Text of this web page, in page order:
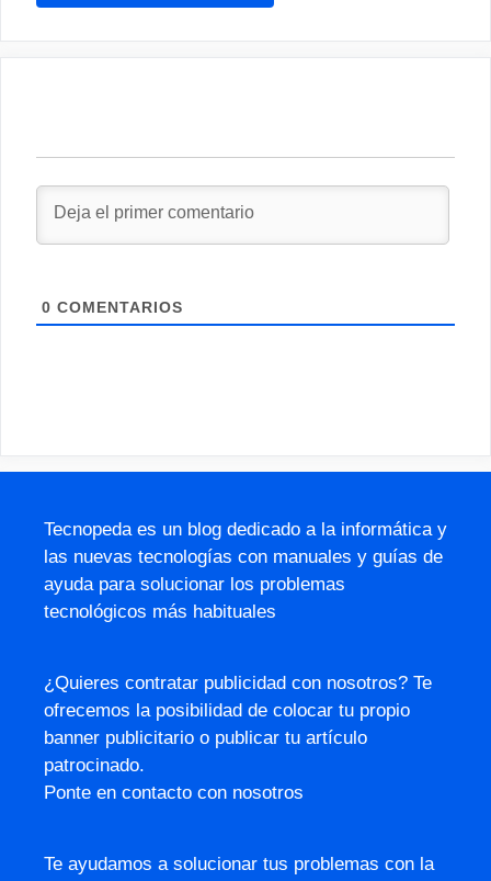
0 COMENTARIOS
Tecnopeda es un blog dedicado a la informática y
las nuevas tecnologías con manuales y guías de
ayuda para solucionar los problemas
tecnológicos más habituales
¿Quieres contratar publicidad con nosotros? Te
ofrecemos la posibilidad de colocar tu propio
banner publicitario o publicar tu artículo
patrocinado.
Ponte en contacto con nosotros
Te ayudamos a solucionar tus problemas con la